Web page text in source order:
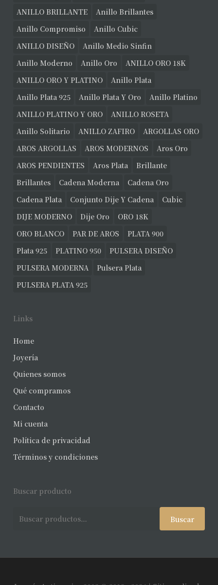
ANILLO BRILLANTE
Anillo Brillantes
Anillo Compromiso
Anillo Cubic
ANILLO DISEÑO
Anillo Medio Sinfin
Anillo Moderno
Anillo Oro
ANILLO ORO 18K
ANILLO ORO Y PLATINO
Anillo Plata
Anillo Plata 925
Anillo Plata Y Oro
Anillo Platino
ANILLO PLATINO Y ORO
ANILLO ROSETA
Anillo Solitario
ANILLO ZAFIRO
ARGOLLAS ORO
AROS ARGOLLAS
AROS MODERNOS
Aros Oro
AROS PENDIENTES
Aros Plata
Brillante
Brillantes
Cadena Moderna
Cadena Oro
Cadena Plata
Conjunto Dije Y Cadena
Cubic
DIJE MODERNO
Dije Oro
ORO 18K
ORO BLANCO
PAR DE AROS
PLATA 900
Plata 925
PLATINO 950
PULSERA DISEÑO
PULSERA MODERNA
Pulsera Plata
PULSERA PLATA 925
Links
Home
Joyería
Quienes somos
Qué compramos
Contacto
Mi cuenta
Política de privacidad
Términos y condiciones
Buscar producto
Buscar